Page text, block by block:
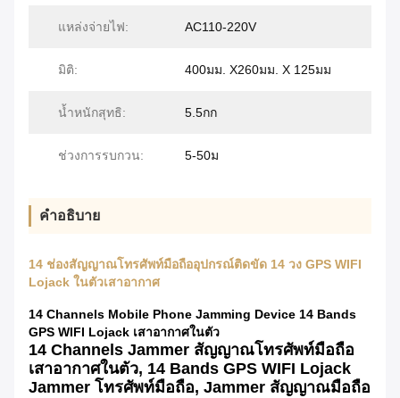
แหล่งจ่ายไฟ: AC110-220V
มิติ: 400มม. X260มม. X 125มม
น้ำหนักสุทธิ: 5.5กก
ช่วงการรบกวน: 5-50ม
คำอธิบาย
14 ช่องสัญญาณโทรศัพท์มือถืออุปกรณ์ติดขัด 14 วง GPS WIFI
Lojack ในตัวเสาอากาศ
14 Channels Mobile Phone Jamming Device 14 Bands
GPS WIFI Lojack เสาอากาศในตัว
14 Channels Jammer สัญญาณโทรศัพท์มือถือ
เสาอากาศในตัว, 14 Bands GPS WIFI Lojack
Jammer โทรศัพท์มือถือ, Jammer สัญญาณมือถือ